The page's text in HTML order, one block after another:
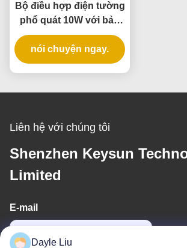
Bộ điều hợp điện tường
phổ quát 10W với bảo
hành 3 năm và nhiều
điện áp đầu ra
nói chuyện ngay.
Liên hệ với chúng tôi
Shenzhen Keysun
Limited
E-mail
Dayle Liu